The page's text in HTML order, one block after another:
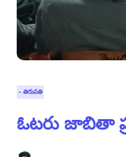
- తిరుపతి
ఓటరు జాబితా